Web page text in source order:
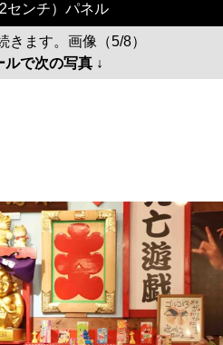
センチ）パネル
きます。画像（5/8）
ルで次の写真 ↓